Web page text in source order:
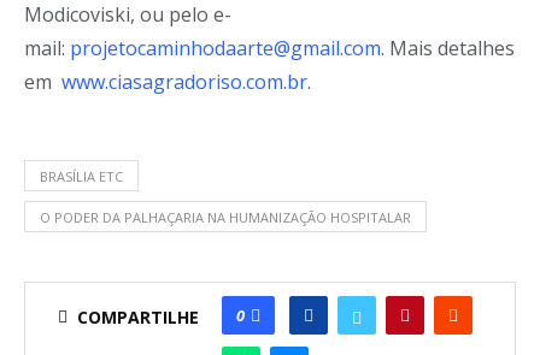
Modicoviski, ou pelo e-
mail: projetocaminhodaarte@gmail.com. Mais detalhes
em www.ciasagradoriso.com.br.
BRASÍLIA ETC
O PODER DA PALHAÇARIA NA HUMANIZAÇÃO HOSPITALAR
COMPARTILHE 0